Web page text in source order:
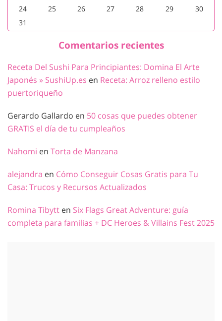
24
25 26 27 28 29
30
31
Comentarios recientes
Receta Del Sushi Para Principiantes: Domina El Arte
Japonés » SushiUp.es en Receta: Arroz relleno estilo
puertoriqueño
Gerardo Gallardo en 50 cosas que puedes obtener
GRATIS el día de tu cumpleaños
Nahomi en Torta de Manzana
alejandra en Cómo Conseguir Cosas Gratis para Tu
Casa: Trucos y Recursos Actualizados
Romina Tibytt en Six Flags Great Adventure: guía
completa para familias + DC Heroes & Villains Fest 2025